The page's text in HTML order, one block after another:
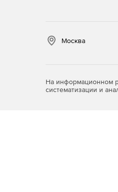
Москва
На информационном
систематизации и